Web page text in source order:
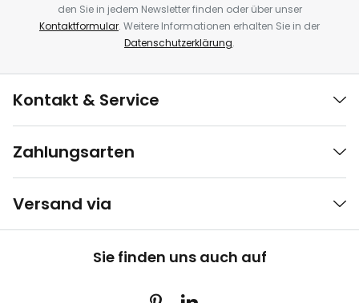
den Sie in jedem Newsletter finden oder über unser
Kontaktformular. Weitere Informationen erhalten Sie in der
Datenschutzerklärung.
Kontakt & Service
Zahlungsarten
Versand via
Sie finden uns auch auf